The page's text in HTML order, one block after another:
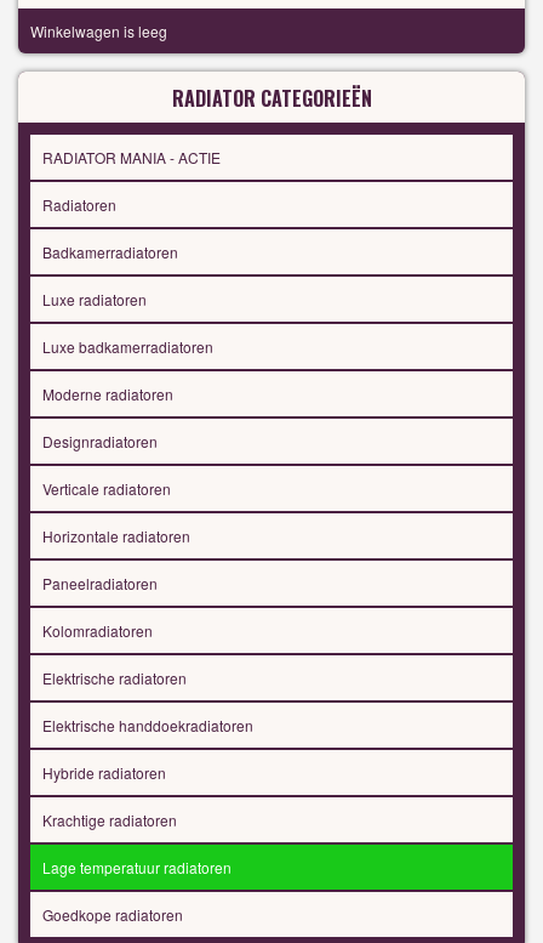
Winkelwagen is leeg
RADIATOR CATEGORIEËN
RADIATOR MANIA - ACTIE
Radiatoren
Badkamerradiatoren
Luxe radiatoren
Luxe badkamerradiatoren
Moderne radiatoren
Designradiatoren
Verticale radiatoren
Horizontale radiatoren
Paneelradiatoren
Kolomradiatoren
Elektrische radiatoren
Elektrische handdoekradiatoren
Hybride radiatoren
Krachtige radiatoren
Lage temperatuur radiatoren
Goedkope radiatoren